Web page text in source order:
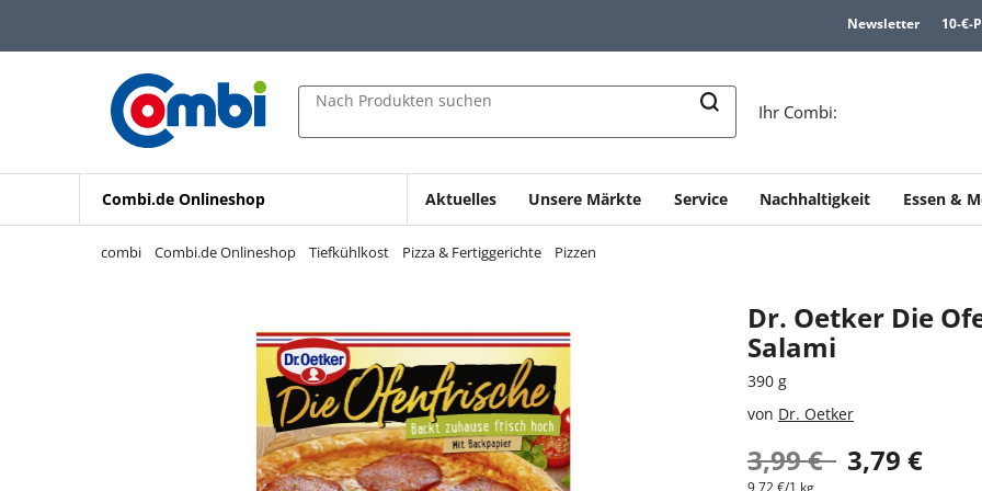
Zur Navigation springen
Zur Suche springen
Newsletter 10-€-
Nach Produkten suchen
Ihr Combi:
Combi.de Onlineshop Aktuelles Unsere Märkte Service Nachhaltigkeit Essen &
combi Combi.de Onlineshop Tiefkühlkost Pizza & Fertiggerichte Pizzen
Dr. Oetker Die
Salami
390 g
von Dr. Oetker
3,99 € 3,79 €
9,72 €/1 kg